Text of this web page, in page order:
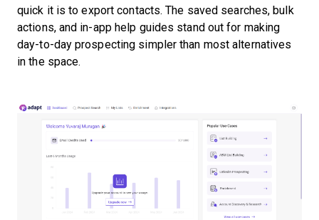
quick it is to export contacts. The saved searches, bulk
actions, and in-app help guides stand out for making
day-to-day prospecting simpler than most alternatives
in the space.